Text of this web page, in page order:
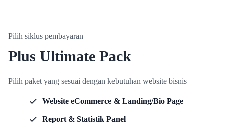
Pilih siklus pembayaran
Plus Ultimate Pack
Pilih paket yang sesuai dengan kebutuhan website bisnis
Website eCommerce & Landing/Bio Page
Report & Statistik Panel